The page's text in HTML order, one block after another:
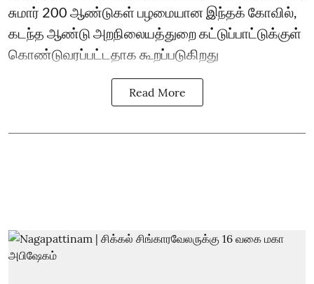
சுமார் 200 ஆண்டுகள் பழமையான இந்தக் கோவில்,
கடந்த ஆண்டு அறநிலையத்துறை கட்டுப்பாட்டுக்குள்
கொண்டுவரப்பட்டதாக கூறப்படுகிறது
Read More